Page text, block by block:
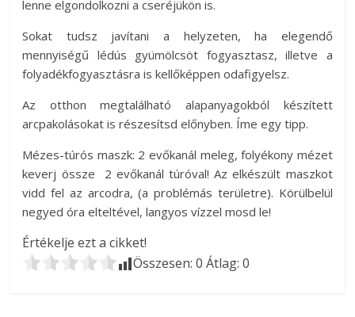
lenne elgondolkozni a cseréjükön is.
Sokat tudsz javítani a helyzeten, ha elegendő
mennyiségű lédús gyümölcsöt fogyasztasz, illetve a
folyadékfogyasztásra is kellőképpen odafigyelsz.
Az otthon megtalálható alapanyagokból készített
arcpakolásokat is részesítsd előnyben. Íme egy tipp.
Mézes-túrós maszk: 2 evőkanál meleg, folyékony mézet
keverj össze 2 evőkanál túróval! Az elkészült maszkot
vidd fel az arcodra, (a problémás területre). Körülbelül
negyed óra elteltével, langyos vízzel mosd le!
Értékelje ezt a cikket!
Összesen:0 Átlag:0